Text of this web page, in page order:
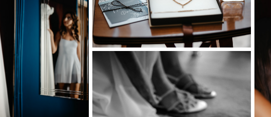
Ηλεκτρονικό προσκλητήριο
Clients
Διαφημιστείτε